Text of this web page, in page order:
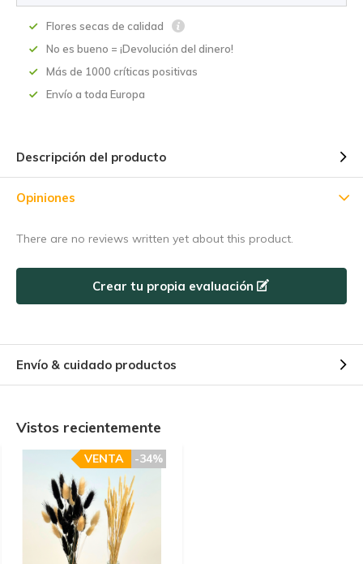
Flores secas de calidad
No es bueno = ¡Devolución del dinero!
Más de 1000 críticas positivas
Envío a toda Europa
Descripción del producto
Opiniones
There are no reviews written yet about this product.
Crear tu propia evaluación
Envío & cuidado productos
Vistos recientemente
-34%
VENTA
5% de descuento
Suscríbete a nuestro boletín de noticias para estar al día de
primera compra! 😀
Utilice el código de descuento rápidamente, ¡antes de que